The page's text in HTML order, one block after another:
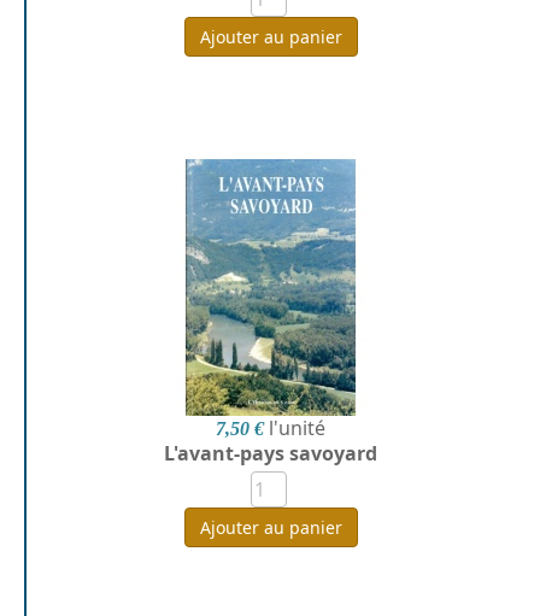
Ajouter au panier
7,50 € l'unité
L'avant-pays savoyard
Ajouter au panier